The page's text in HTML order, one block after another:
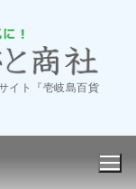
イト『壱岐島百貨